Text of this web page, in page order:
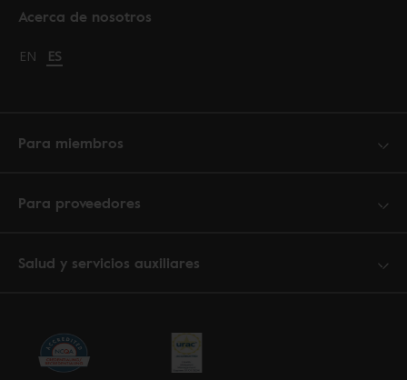
Acerca de nosotros
Change language to English
EN Cambiar idioma a español
ES
Para miembros
Para proveedores
Salud y servicios auxiliares